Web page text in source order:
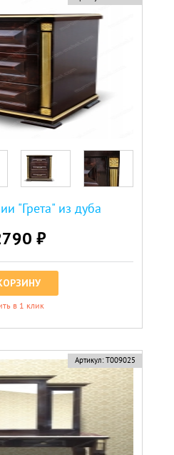
"Грета" из дуба
₽
в 1 клик
Артикул: Т009025